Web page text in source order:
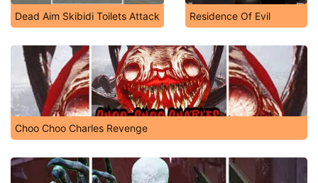
Dead Aim Skibidi Toilets Attack Residence Of Evil
Choo Choo Charles Revenge